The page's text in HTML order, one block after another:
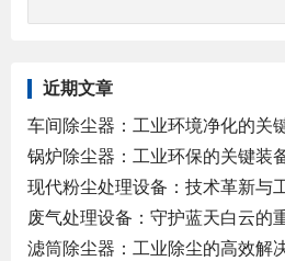
近期文章
车间除尘器：工业环境净化的关
锅炉除尘器：工业环保的关键装
现代粉尘处理设备：技术革新与
废气处理设备：守护蓝天白云的
滤筒除尘器：工业除尘的高效解